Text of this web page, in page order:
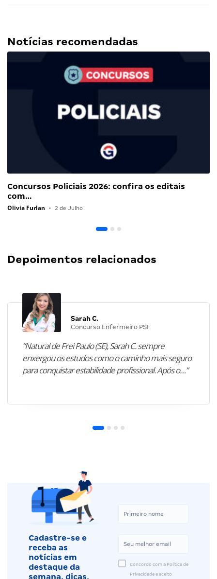
Notícias recomendadas
Concursos Policiais 2026: confira os editais
com…
Olivia Furlan • 2 de Julho
Depoimentos relacionados
Sarah C.
Concurso Enfermeiro PSF
“Natural de Frei Paulo (SE), Sarah C. sempre
enxergou os estudos como o caminho mais seguro
para conquistar estabilidade profissional. Após o…”
Cadastre-se e
receba as
notícias em
destaque da
semana, dicas,
Concordo com a Política de
Privacidade e aceito